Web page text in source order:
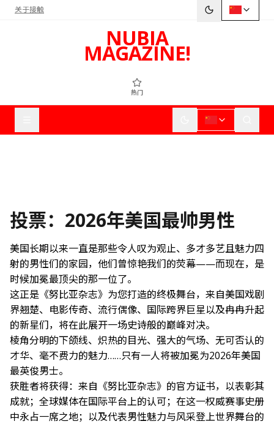
关于接触
NUBIA
MAGAZINE!
热门
投票：2026年美国最帅男性
美国长期以来一直是那些令人叹为观止、多才多艺且魅力四
射的男性们的家园，他们曾惊艳我们的荧幕——而现在，是
时候加冕最顶尖的那一位了。
这正是《努比亚杂志》为您打造的终极舞台，来自美国戏剧
界翘楚、电影传奇、流行偶像、国际跨界巨星以及冉冉升起
的新星们，将在此展开一场史诗般的巅峰对决。
棱角分明的下颌线、炽热的目光、强大的气场、无可否认的
才华、毫不费力的魅力……只有一人将被加冕为2026年美国
最英俊男士。
获胜者将获得：来自《努比亚杂志》的官方证书，以表彰其
成就；全球媒体在国际平台上的认可；在这一权威赛事史册
中永占一席之地；以及代表男性魅力与风采登上世界舞台的